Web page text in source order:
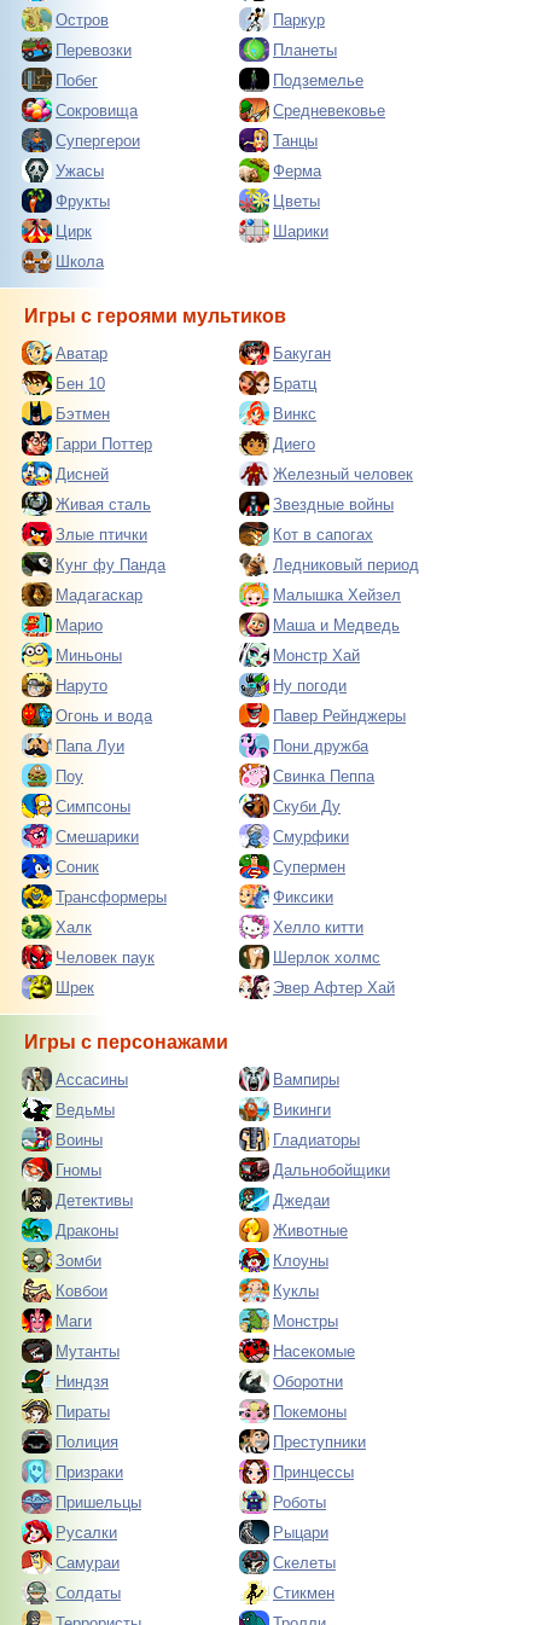
Остров
Паркур
Перевозки
Планеты
Побег
Подземелье
Сокровища
Средневековье
Супергерои
Танцы
Ужасы
Ферма
Фрукты
Цветы
Цирк
Шарики
Школа
Игры с героями мультиков
Аватар
Бакуган
Бен 10
Братц
Бэтмен
Винкс
Гарри Поттер
Диего
Дисней
Железный человек
Живая сталь
Звездные войны
Злые птички
Кот в сапогах
Кунг фу Панда
Ледниковый период
Мадагаскар
Малышка Хейзел
Марио
Маша и Медведь
Миньоны
Монстр Хай
Наруто
Ну погоди
Огонь и вода
Павер Рейнджеры
Папа Луи
Пони дружба
Поу
Свинка Пеппа
Симпсоны
Скуби Ду
Смешарики
Смурфики
Соник
Супермен
Трансформеры
Фиксики
Халк
Хелло китти
Человек паук
Шерлок холмс
Шрек
Эвер Афтер Хай
Игры с персонажами
Ассасины
Вампиры
Ведьмы
Викинги
Воины
Гладиаторы
Гномы
Дальнобойщики
Детективы
Джедаи
Драконы
Животные
Зомби
Клоуны
Ковбои
Куклы
Маги
Монстры
Мутанты
Насекомые
Ниндзя
Оборотни
Пираты
Покемоны
Полиция
Преступники
Призраки
Принцессы
Пришельцы
Роботы
Русалки
Рыцари
Самураи
Скелеты
Солдаты
Стикмен